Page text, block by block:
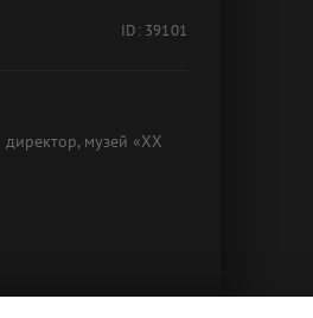
ID: 39101
музей «XX